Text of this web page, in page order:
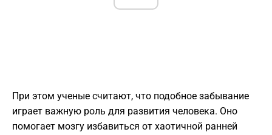
При этом ученые считают, что подобное забывание
играет важную роль для развития человека. Оно
помогает мозгу избавиться от хаотичной ранней